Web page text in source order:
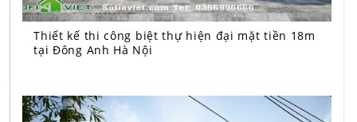
Thiết kế thi công biệt thự hiện đại mặt tiền 18m
tại Đông Anh Hà Nội